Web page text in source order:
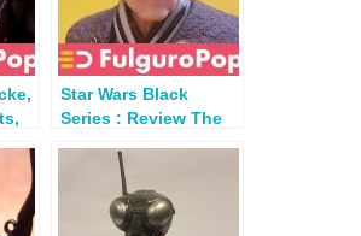
Star Wars Black
Series : Review The